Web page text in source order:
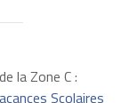
la Zone C :
Scolaires